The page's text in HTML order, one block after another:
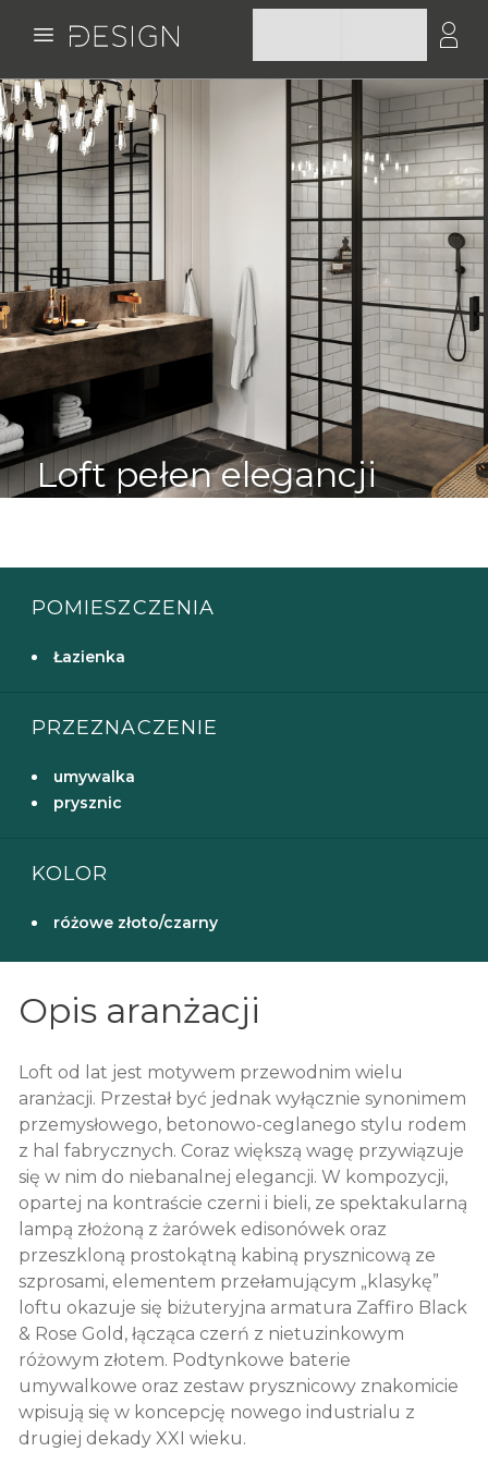
Loft pełen elegancji
Opis aranżacji
Loft od lat jest motywem przewodnim wielu
aranżacji. Przestał być jednak wyłącznie synonimem
przemysłowego, betonowo-ceglanego stylu rodem
z hal fabrycznych. Coraz większą wagę przywiązuje
się w nim do niebanalnej elegancji. W kompozycji,
opartej na kontraście czerni i bieli, ze spektakularną
lampą złożoną z żarówek edisonówek oraz
przeszkloną prostokątną kabiną prysznicową ze
szprosami, elementem przełamującym „klasykę”
loftu okazuje się biżuteryjna armatura Zaffiro Black
& Rose Gold, łącząca czerń z nietuzinkowym
różowym złotem. Podtynkowe baterie
umywalkowe oraz zestaw prysznicowy znakomicie
wpisują się w koncepcję nowego industrialu z
drugiej dekady XXI wieku.
POMIESZCZENIA
Łazienka
PRZEZNACZENIE
umywalka
prysznic
KOLOR
różowe złoto/czarny